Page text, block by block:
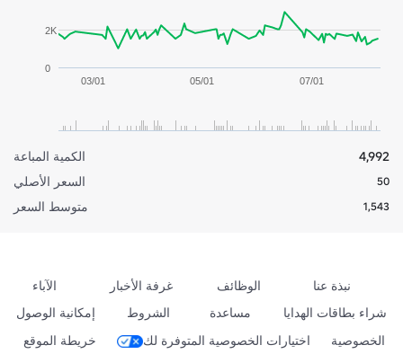
03/01 05/01 07/01
0
2K
الكمية المباعة
4,992
السعر الأصلي
50
متوسط السعر 1,543
نبذة عنا الوظائف غرفة الأخبار
الآباء
شراء بطاقات الهدايا
مساعدة الشروط
إمكانية الوصول
الخصوصية
اختيارات الخصوصية المتوفرة لك خريطة الموقع